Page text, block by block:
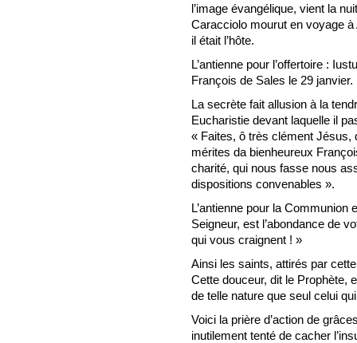
l’image évangélique, vient la
Caracciolo mourut en voyage
il était l’hôte.
L’antienne pour l’offertoire :
François de Sales le 29 janvier.
La secrète fait allusion à la
Eucharistie devant laquelle il
« Faites, ô très clément Jésus,
mérites da bienheureux
charité, qui nous fasse nous
dispositions convenables ».
L’antienne pour la
Seigneur, est l’abondance de
qui vous craignent ! »
Ainsi les saints, attirés par
Cette douceur, dit le Prophète,
de telle nature que seul celui
Voici la prière d’action de
inutilement tenté de cacher